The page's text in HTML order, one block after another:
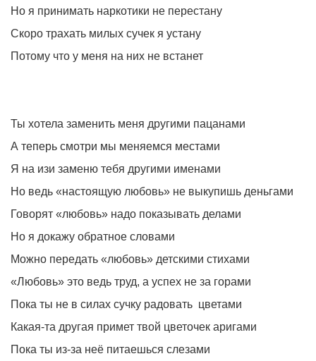
Но я принимать наркотики не перестану
Скоро трахать милых сучек я устану
Потому что у меня на них не встанет
Ты хотела заменить меня другими пацанами
А теперь смотри мы меняемся местами
Я на изи заменю тебя другими именами
Но ведь «настоящую любовь» не выкупишь деньгами
Говорят «любовь» надо показывать делами
Но я докажу обратное словами
Можно передать «любовь» детскими стихами
«Любовь» это ведь труд, а успех не за горами
Пока ты не в силах сучку радовать цветами
Какая-та другая примет твой цветочек аригами
Пока ты из-за неё питаешься слезами